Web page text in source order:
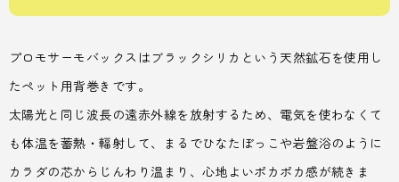
プロモサーモバックスはブラックシリカという天然鉱石を使用し
たペット用背巻きです。
太陽光と同じ波長の遠赤外線を放射するため、電気を使わなくて
も体温を蓄熱・輻射して、まるでひなたぼっこや岩盤浴のように
カラダの芯からじんわり温まり、心地よいポカポカ感が続きま